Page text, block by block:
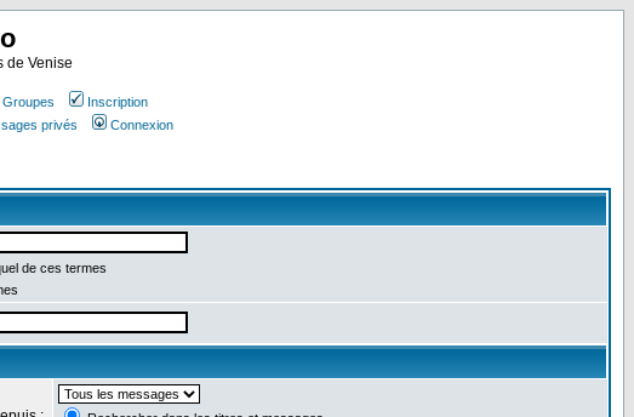
de Venise
Groupes
Inscription
privés Connexion
de ces termes